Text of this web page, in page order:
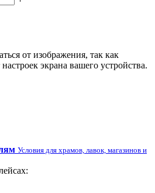
от изображения, так как
экрана вашего устройства.
Условия для храмов, лавок, магазинов и